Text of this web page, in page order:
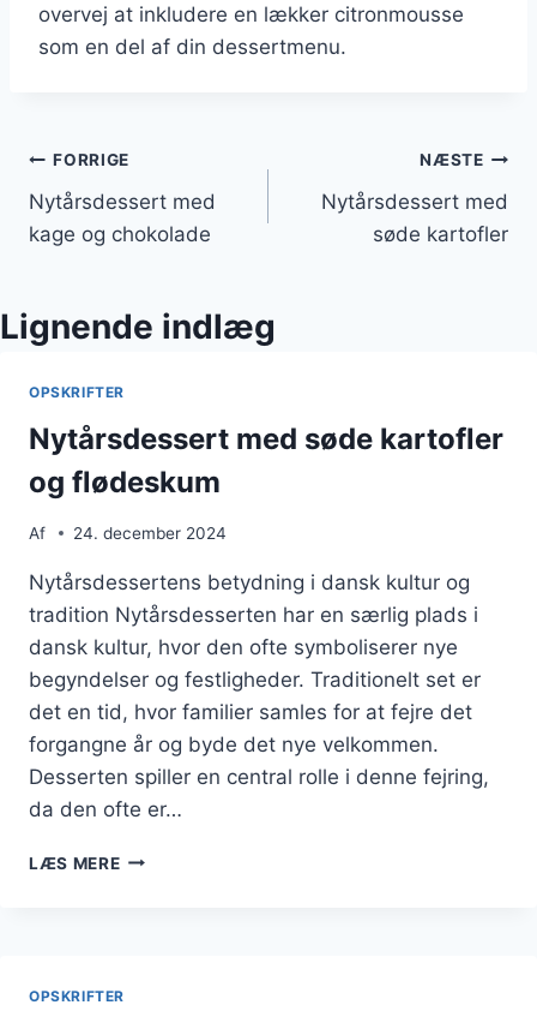
overvej at inkludere en lækker citronmousse
som en del af din dessertmenu.
Indlægsnavigation
FORRIGE
Nytårsdessert med
kage og chokolade
NÆSTE
Nytårsdessert med
søde kartofler
Lignende indlæg
OPSKRIFTER
Nytårsdessert med søde kartofler
og flødeskum
Af 24. december 2024
Nytårsdessertens betydning i dansk kultur og
tradition Nytårsdesserten har en særlig plads i
dansk kultur, hvor den ofte symboliserer nye
begyndelser og festligheder. Traditionelt set er
det en tid, hvor familier samles for at fejre det
forgangne år og byde det nye velkommen.
Desserten spiller en central rolle i denne fejring,
da den ofte er…
LÆS MERENYTÅRSDESSERT
OPSKRIFTER